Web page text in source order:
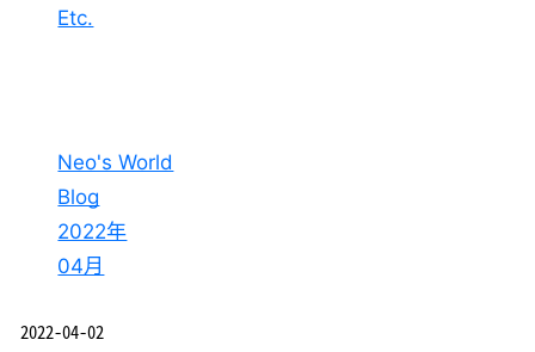
Etc.
Neo's World
Blog
2022年
04月
2022-04-02